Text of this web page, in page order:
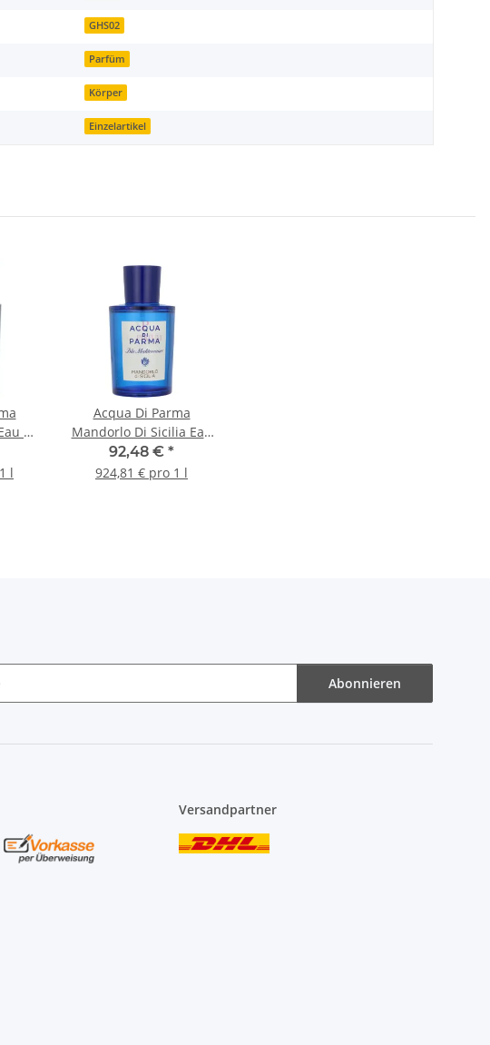
GHS02
Parfüm
Körper
Einzelartikel
de
l
Acqua Di Parma
Mandorlo Di Sicilia Eau
de Toilette 100ml
92,48 € *
924,81 € pro 1 l
Abonnieren
Versandpartner